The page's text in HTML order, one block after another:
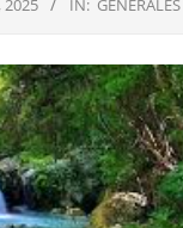
2025 IN: GENERALES